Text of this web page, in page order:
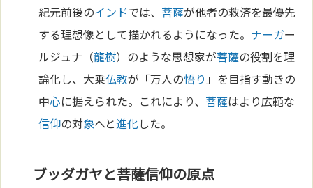
紀元前後のインドでは、菩薩が他者の救済を最優先
する理想像として描かれるようになった。 ナーガー
ルジュナ（龍樹）のような思想家が菩薩の役割を理
論化し、大乗仏教が「万人の悟り 」を目指す動きの
中心に据えられた。これにより、菩薩はより広範な
信仰の対象へと進化した。
ブッダガヤと菩薩信仰の原点